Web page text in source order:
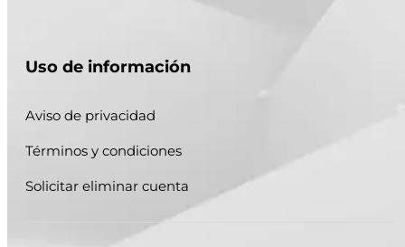
Uso de información
Aviso de privacidad
Términos y condiciones
Solicitar eliminar cuenta